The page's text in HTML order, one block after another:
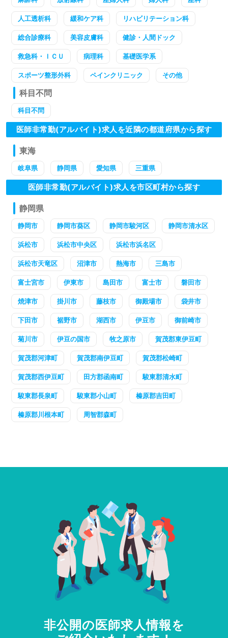
人工透析科 緩和ケア科 リハビリテーション科
総合診療科 美容皮膚科 健診・人間ドック
救急科・ＩＣＵ 病理科 基礎医学系
スポーツ整形外科 ペインクリニック その他
科目不問
科目不問
医師非常勤(アルバイト)求人を近隣の都道府県から探す
東海
岐阜県 静岡県 愛知県 三重県
医師非常勤(アルバイト)求人を市区町村から探す
静岡県
静岡市 静岡市葵区 静岡市駿河区 静岡市清水区
浜松市 浜松市中央区 浜松市浜名区
浜松市天竜区 沼津市 熱海市 三島市
富士宮市 伊東市 島田市 富士市 磐田市
焼津市 掛川市 藤枝市 御殿場市 袋井市
下田市 裾野市 湖西市 伊豆市 御前崎市
菊川市 伊豆の国市 牧之原市 賀茂郡東伊豆町
賀茂郡河津町 賀茂郡南伊豆町 賀茂郡松崎町
賀茂郡西伊豆町 田方郡函南町 駿東郡清水町
駿東郡長泉町 駿東郡小山町 榛原郡吉田町
榛原郡川根本町 周智郡森町
非公開の医師求人情報を